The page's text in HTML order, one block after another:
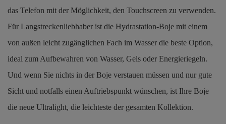
das Telefon mit der Möglichkeit, den Touchscreen zu verwenden.
Für Langstreckenliebhaber ist die Hydrastation-Boje mit einem
von außen leicht zugänglichen Fach im Wasser die beste Option,
ideal zum Aufbewahren von Wasser, Gels oder Energieriegeln.
Und wenn Sie nichts in der Boje verstauen müssen und nur gute
Sicht und notfalls einen Auftriebspunkt wünschen, ist Ihre Boje
die neue Ultralight, die leichteste der gesamten Kollektion.